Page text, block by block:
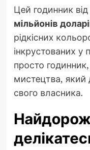
Цей годинник
мільйонів
рідкісних
інкрустованих
просто
мистецтва, який
свого власника.